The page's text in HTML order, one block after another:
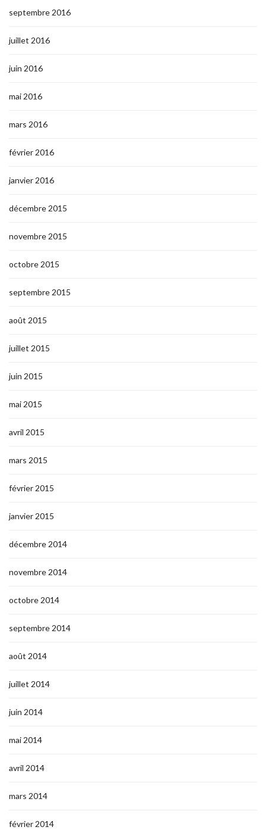
septembre 2016
juillet 2016
juin 2016
mai 2016
mars 2016
février 2016
janvier 2016
décembre 2015
novembre 2015
octobre 2015
septembre 2015
août 2015
juillet 2015
juin 2015
mai 2015
avril 2015
mars 2015
février 2015
janvier 2015
décembre 2014
novembre 2014
octobre 2014
septembre 2014
août 2014
juillet 2014
juin 2014
mai 2014
avril 2014
mars 2014
février 2014